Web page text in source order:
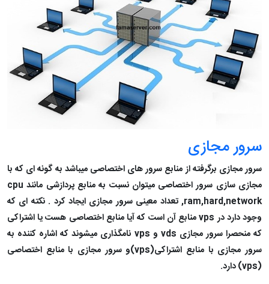
سرور مجازی
سرور مجازی برگرفته از منابع سرور های اختصاصی میباشد به گونه ای که با
مجازی سازی سرور اختصاصی میتوان نسبت به منابع پردازشی مانند cpu
,ram,hard,network تعداد معینی سرور مجازی ایجاد کرد . نکته ای که
وجود دارد در vpsمنابع آن است که آیا منابع اختصاصی هست یا اشتراکی
که منحصرا سرور مجازی vds و vps نامگذاری میشوند که اشاره کننده به
سرور مجازی با منابع اشتراکی(vps)و سرور مجازی با منابع اختصاصی
(
vps) دارد.